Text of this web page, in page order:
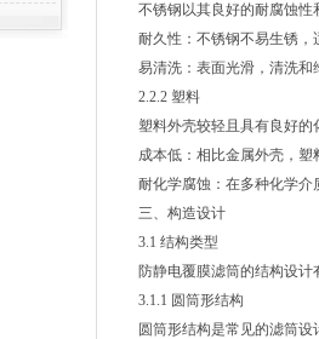
不锈钢以其良好的耐腐蚀性
耐久性：不锈钢不易生锈，
易清洗：表面光滑，清洗和
2.2.2 塑料
塑料外壳较轻且具有良好的化
成本低：相比金属外壳，塑
耐化学腐蚀：在多种化学介
三、构造设计
3.1 结构类型
防静电覆膜滤筒的结构设计
3.1.1 圆筒形结构
圆筒形结构是常见的滤筒设